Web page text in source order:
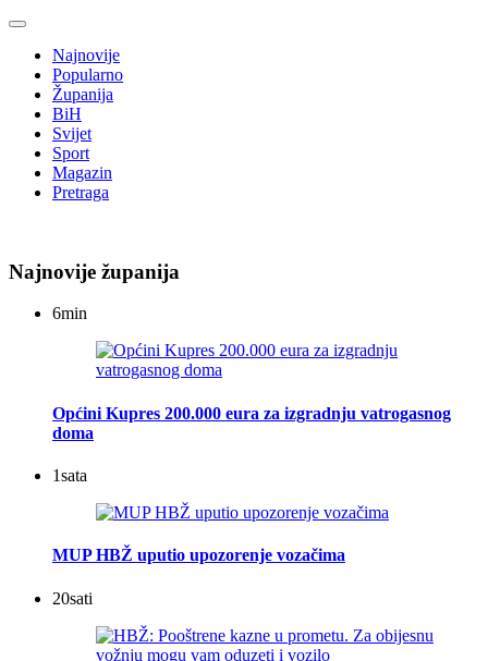
Najnovije
Popularno
Županija
BiH
Svijet
Sport
Magazin
Pretraga
Najnovije županija
6min
Općini Kupres 200.000 eura za izgradnju vatrogasnog
doma
1sata
MUP HBŽ uputio upozorenje vozačima
20sati